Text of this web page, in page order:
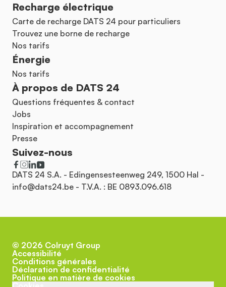
Recharge électrique
Carte de recharge DATS 24 pour particuliers
Trouvez une borne de recharge
Nos tarifs
Énergie
Nos tarifs
À propos de DATS 24
Questions fréquentes & contact
Jobs
Inspiration et accompagnement
Presse
Suivez-nous
DATS 24 S.A. - Edingensesteenweg 249, 1500 Hal -
info@dats24.be - T.V.A. : BE 0893.096.618
© 2026 Colruyt Group
Accessibilité
Conditions générales
Déclaration de confidentialité
Politique en matière de cookies